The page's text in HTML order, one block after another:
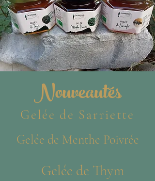
Nouveautés
Gelée de Sarriette
Gelée de Menthe Poivrée
Gelée de Thym